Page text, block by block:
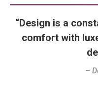
“Design is a
comfort with
–